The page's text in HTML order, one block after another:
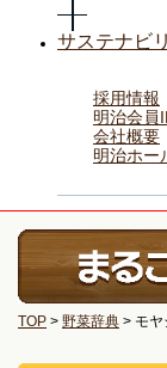
サステナビ
採用情報
明治会員
会社概要
明治ホー
TOP > 野菜辞典 > モヤ